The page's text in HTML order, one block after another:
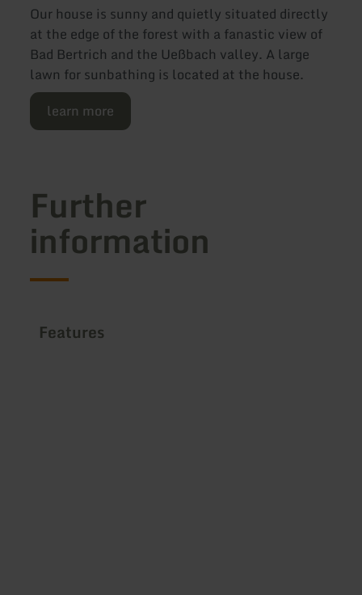
Our house is sunny and quietly situated directly
at the edge of the forest with a fanastic view of
Bad Bertrich and the Ueßbach valley. A large
lawn for sunbathing is located at the house.
learn more
Further
information
Features